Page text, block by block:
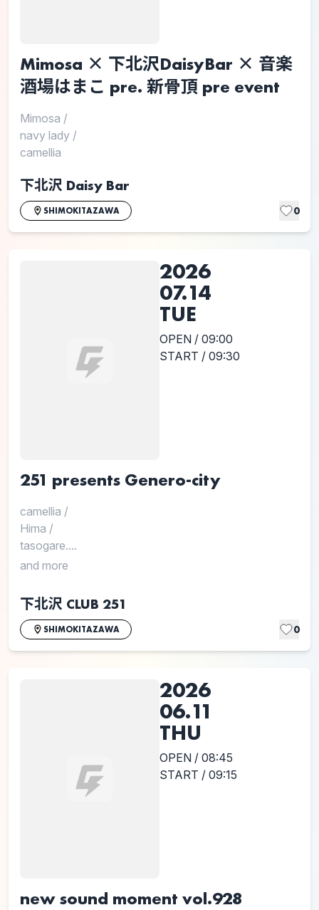
Mimosa × 下北沢DaisyBar × 音楽
酒場はまこ pre. 新骨頂 pre event
Mimosa /
navy lady /
camellia
下北沢 Daisy Bar
SHIMOKITAZAWA 0
2026
07.14
TUE
OPEN / 09:00
START / 09:30
251 presents Genero-city
camellia /
Hima /
tasogare....
and more
下北沢 CLUB 251
SHIMOKITAZAWA 0
2026
06.11
THU
OPEN / 08:45
START / 09:15
new sound moment vol.928